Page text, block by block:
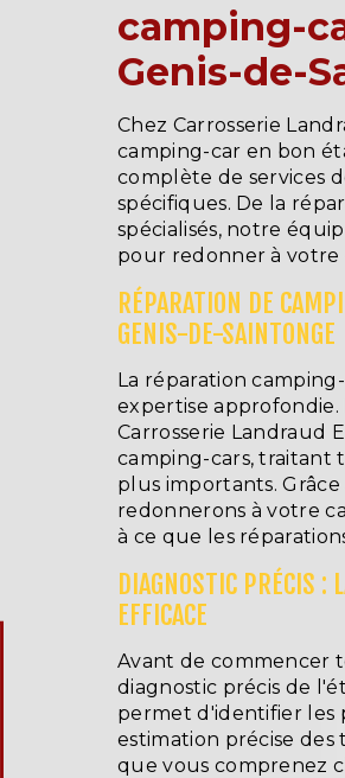
camping-
Genis-de-
Chez Carrosserie
camping-car en bon
complète de services
spécifiques. De la
spécialisés, notre
pour redonner à votre
RÉPARATION DE
GENIS-DE-SAINTONGE
La réparation
expertise
Carrosserie Landraud
camping-cars, traitant
plus importants.
redonnerons à votre
à ce que les
DIAGNOSTIC PRÉCIS :
EFFICACE
Avant de commencer
diagnostic précis de
permet d'identifier les
estimation précise des
que vous comprenez